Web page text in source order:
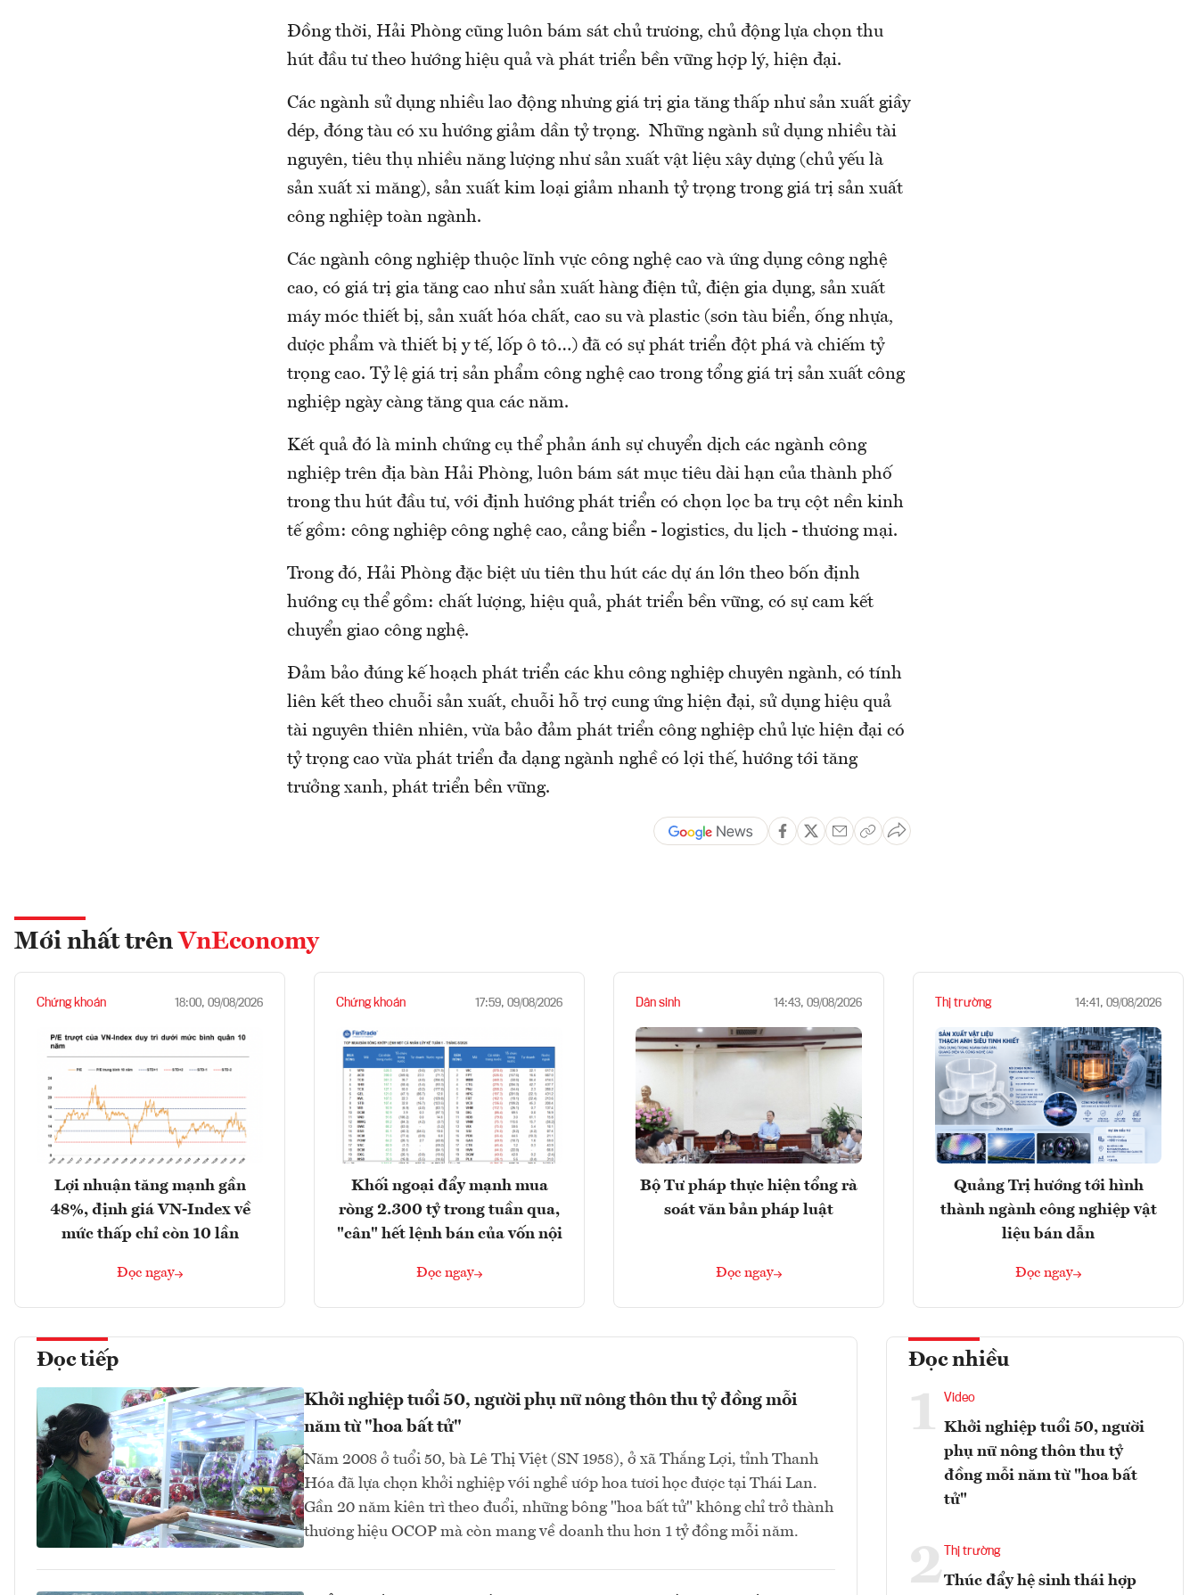
Đồng thời, Hải Phòng cũng luôn bám sát chủ trương, chủ động lựa chọn thu
hút đầu tư theo hướng hiệu quả và phát triển bền vững hợp lý, hiện đại.
Các ngành sử dụng nhiều lao động nhưng giá trị gia tăng thấp như sản xuất giầy
dép, đóng tàu có xu hướng giảm dần tỷ trọng. Những ngành sử dụng nhiều tài
nguyên, tiêu thụ nhiều năng lượng như sản xuất vật liệu xây dựng (chủ yếu là
sản xuất xi măng), sản xuất kim loại giảm nhanh tỷ trọng trong giá trị sản xuất
công nghiệp toàn ngành.
Các ngành công nghiệp thuộc lĩnh vực công nghệ cao và ứng dụng công nghệ
cao, có giá trị gia tăng cao như sản xuất hàng điện tử, điện gia dụng, sản xuất
máy móc thiết bị, sản xuất hóa chất, cao su và plastic (sơn tàu biển, ống nhựa,
dược phẩm và thiết bị y tế, lốp ô tô…) đã có sự phát triển đột phá và chiếm tỷ
trọng cao. Tỷ lệ giá trị sản phẩm công nghệ cao trong tổng giá trị sản xuất công
nghiệp ngày càng tăng qua các năm.
Kết quả đó là minh chứng cụ thể phản ánh sự chuyển dịch các ngành công
nghiệp trên địa bàn Hải Phòng, luôn bám sát mục tiêu dài hạn của thành phố
trong thu hút đầu tư, với định hướng phát triển có chọn lọc ba trụ cột nền kinh
tế gồm: công nghiệp công nghệ cao, cảng biển - logistics, du lịch - thương mại.
Trong đó, Hải Phòng đặc biệt ưu tiên thu hút các dự án lớn theo bốn định
hướng cụ thể gồm: chất lượng, hiệu quả, phát triển bền vững, có sự cam kết
chuyển giao công nghệ.
Đảm bảo đúng kế hoạch phát triển các khu công nghiệp chuyên ngành, có tính
liên kết theo chuỗi sản xuất, chuỗi hỗ trợ cung ứng hiện đại, sử dụng hiệu quả
tài nguyên thiên nhiên, vừa bảo đảm phát triển công nghiệp chủ lực hiện đại có
tỷ trọng cao vừa phát triển đa dạng ngành nghề có lợi thế, hướng tới tăng
trưởng xanh, phát triển bền vững.
Mới nhất trên VnEconomy
Chứng khoán 18:00, 09/08/2026
Lợi nhuận tăng mạnh gần
48%, định giá VN-Index về
mức thấp chỉ còn 10 lần
Đọc ngay
Chứng khoán 17:59, 09/08/2026
Khối ngoại đẩy mạnh mua
ròng 2.300 tỷ trong tuần qua,
"cân" hết lệnh bán của vốn nội
Đọc ngay
Dân sinh 14:43, 09/08/2026
Bộ Tư pháp thực hiện tổng rà
soát văn bản pháp luật
Đọc ngay
Thị trường 14:41, 09/08/2026
Quảng Trị hướng tới hình
thành ngành công nghiệp vật
liệu bán dẫn
Đọc ngay
Đọc tiếp
Khởi nghiệp tuổi 50, người phụ nữ nông thôn thu tỷ đồng mỗi
năm từ "hoa bất tử"
Năm 2008 ở tuổi 50, bà Lê Thị Việt (SN 1958), ở xã Thắng Lợi, tỉnh Thanh
Hóa đã lựa chọn khởi nghiệp với nghề ướp hoa tươi học được tại Thái Lan.
Gần 20 năm kiên trì theo đuổi, những bông "hoa bất tử" không chỉ trở thành
thương hiệu OCOP mà còn mang về doanh thu hơn 1 tỷ đồng mỗi năm.
Đọc nhiều
1 Video
Khởi nghiệp tuổi 50, người
phụ nữ nông thôn thu tỷ
đồng mỗi năm từ "hoa bất
tử"
2 Thị trường
Thúc đẩy hệ sinh thái hợp